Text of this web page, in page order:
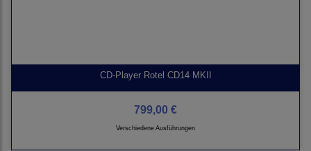
CD-Player Rotel CD14 MKII
799,00 €
Verschiedene Ausführungen